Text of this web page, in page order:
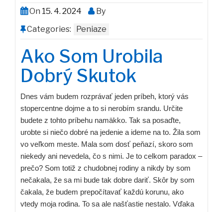
On 15. 4. 2024
By
Categories:
Peniaze
Ako Som Urobila
Dobrý Skutok
Dnes vám budem rozprávať jeden príbeh, ktorý vás
stopercentne dojme a to si nerobím srandu. Určite
budete z tohto príbehu namäkko. Tak sa posaďte,
urobte si niečo dobré na jedenie a ideme na to. Žila som
vo veľkom meste. Mala som dosť peňazí, skoro som
niekedy ani nevedela, čo s nimi. Je to celkom paradox –
prečo? Som totiž z chudobnej rodiny a nikdy by som
nečakala, že sa mi bude tak dobre dariť. Skôr by som
čakala, že budem prepočítavať každú korunu, ako
vtedy moja rodina. To sa ale našťastie nestalo. Vďaka